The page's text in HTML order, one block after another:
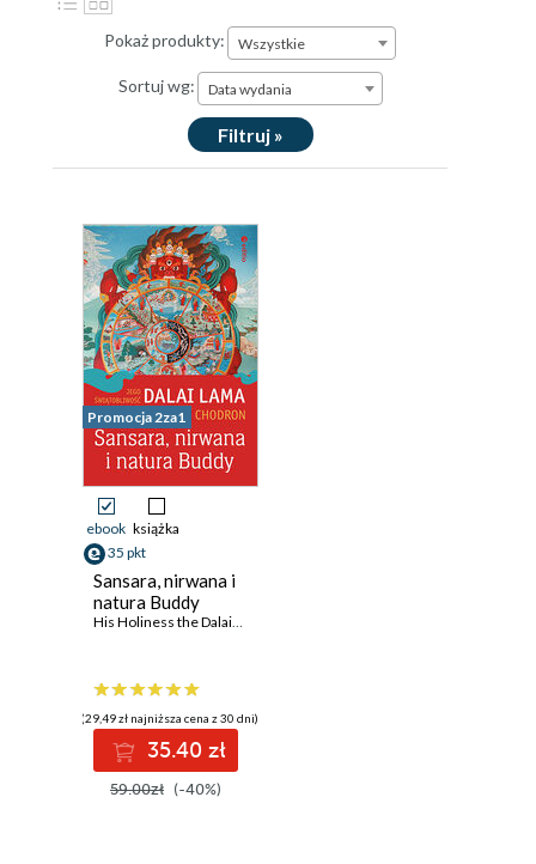
Pokaż produkty: Wszystkie
Sortuj wg: Data wydania
Filtruj »
Promocja 2za1
ebook książka
35 pkt
Sansara, nirwana i
natura Buddy
His Holiness the Dalai Lama
(29,49 zł najniższa cena z 30 dni)
35.40 zł
59.00zł (-40%)